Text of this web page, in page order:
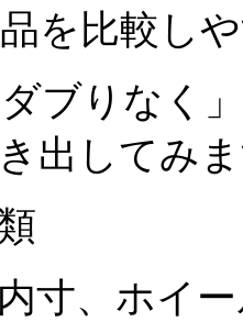
を比較し
ブりなく
出してみ
寸、ホイ